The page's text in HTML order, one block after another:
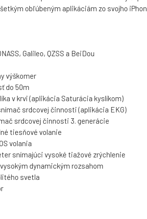
obľúbeným aplikáciám zo svojho
Galileo, QZSS a BeiDou
výškomer
do 50m
v krvi (aplikácia Saturácia kyslíkom)
srdcovej činnosti (aplikácia EKG)
srdcovej činnosti 3. generácie
tiesňové volanie
volania
snímajúci vysoké tiažové zrýchlenie
dynamickým rozsahom
svetla